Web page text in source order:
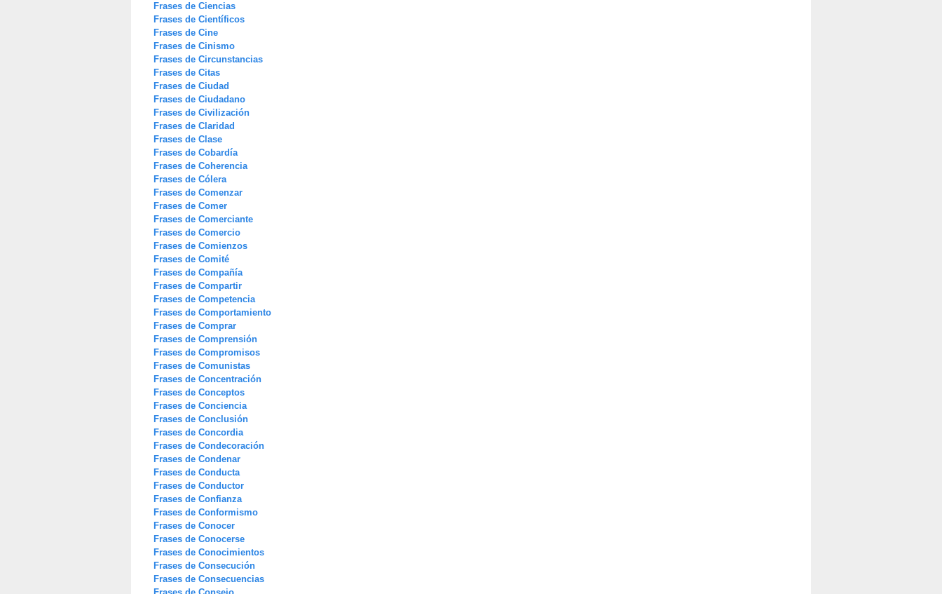
Frases de Ciencias
Frases de Científicos
Frases de Cine
Frases de Cinismo
Frases de Circunstancias
Frases de Citas
Frases de Ciudad
Frases de Ciudadano
Frases de Civilización
Frases de Claridad
Frases de Clase
Frases de Cobardía
Frases de Coherencia
Frases de Cólera
Frases de Comenzar
Frases de Comer
Frases de Comerciante
Frases de Comercio
Frases de Comienzos
Frases de Comité
Frases de Compañía
Frases de Compartir
Frases de Competencia
Frases de Comportamiento
Frases de Comprar
Frases de Comprensión
Frases de Compromisos
Frases de Comunistas
Frases de Concentración
Frases de Conceptos
Frases de Conciencia
Frases de Conclusión
Frases de Concordia
Frases de Condecoración
Frases de Condenar
Frases de Conducta
Frases de Conductor
Frases de Confianza
Frases de Conformismo
Frases de Conocer
Frases de Conocerse
Frases de Conocimientos
Frases de Consecución
Frases de Consecuencias